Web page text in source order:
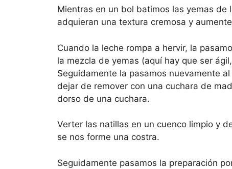
Mientras en un bol batimos las yemas de
adquieran una textura cremosa y
Cuando la leche rompa a hervir, la
la mezcla de yemas (aquí hay que ser
Seguidamente la pasamos nuevamente
dejar de remover con una cuchara de
dorso de una cuchara.
Verter las natillas en un cuenco limpio y
se nos forme una costra.
Seguidamente pasamos la preparación